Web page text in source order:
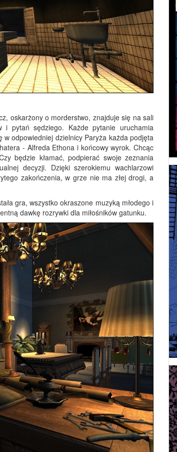
oskarżony o morderstwo, znajduje się na sali
i pytań sędziego. Każde pytanie uruchamia
odpowiedniej dzielnicy Paryża każda podjęta
- Alfreda Ethona i końcowy wyrok. Chcąc
będzie kłamać, podpierać swoje zeznania
decyzji. Dzięki szerokiemu wachlarzowi
zakończenia, w grze nie ma złej drogi, a
gra, wszystko okraszone muzyką młodego i
dawkę rozrywki dla miłośników gatunku.